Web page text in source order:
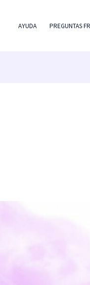
AYUDA PREGUNTAS